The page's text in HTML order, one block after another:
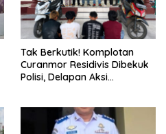
Tak Berkutik! Komplotan
Curanmor Residivis Dibekuk
Polisi, Delapan Aksi